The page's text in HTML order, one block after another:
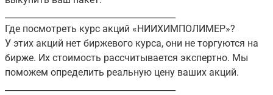
Где посмотреть курс акций «НИИХИМПОЛИМЕР»?
У этих акций нет биржевого курса, они не торгуются на
бирже. Их стоимость рассчитывается экспертно. Мы
поможем определить реальную цену ваших акций.